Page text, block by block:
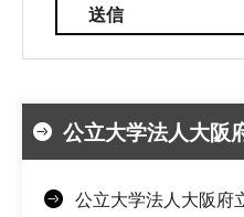
公立大学法人大阪
公立大学法人大阪府